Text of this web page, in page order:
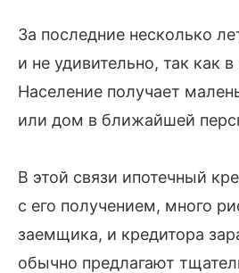
За последние несколько
и не удивительно, так как
Население получает
или дом в ближайшей
В этой связи ипотечный
с его получением, много
заемщика, и кредитора
обычно предлагают